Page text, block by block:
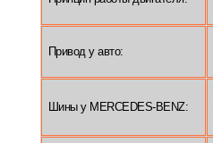
Привод у авто:
Шины у MERCEDES-BENZ: